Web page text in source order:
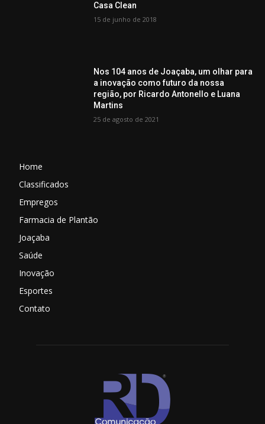
Casa Clean
15 de junho de 2018
Nos 104 anos de Joaçaba, um olhar para
a inovação como futuro da nossa
região, por Ricardo Antonello e Luana
Martins
25 de agosto de 2021
Home
Classificados
Empregos
Farmacia de Plantão
Joaçaba
Saúde
Inovação
Esportes
Contato